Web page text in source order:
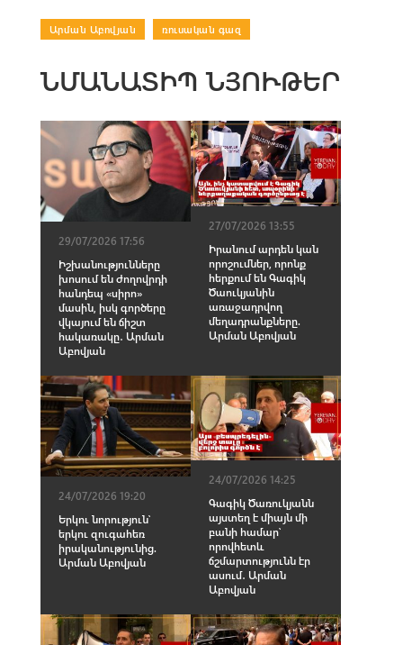
Արման Աբովյան ռուսական գազ
ՆՄԱՆԱՏԻՊ ՆՅՈՒԹԵՐ
29/07/2026 17:56
Իշխանությունները
խոսում են ժողովրդի
հանդեպ «սիրո»
մասին, իսկ գործերը
վկայում են ճիշտ
հակառակը․ Արման
Աբովյան
27/07/2026 13:55
Իրանում արդեն կան
որոշումներ, որոնք
հերքում են Գագիկ
Ծաուկյանին
առաջադրվող
մեղադրանքները.
Արման Աբովյան
24/07/2026 19:20
Երկու նորություն՝
երկու զուգահեռ
իրականությունից.
Արման Աբովյան
24/07/2026 14:25
Գագիկ Ծառուկյանն
այստեղ է միայն մի
բանի համար՝
որովհետև
ճշմարտությունն էր
ասում․ Արման
Աբովյան